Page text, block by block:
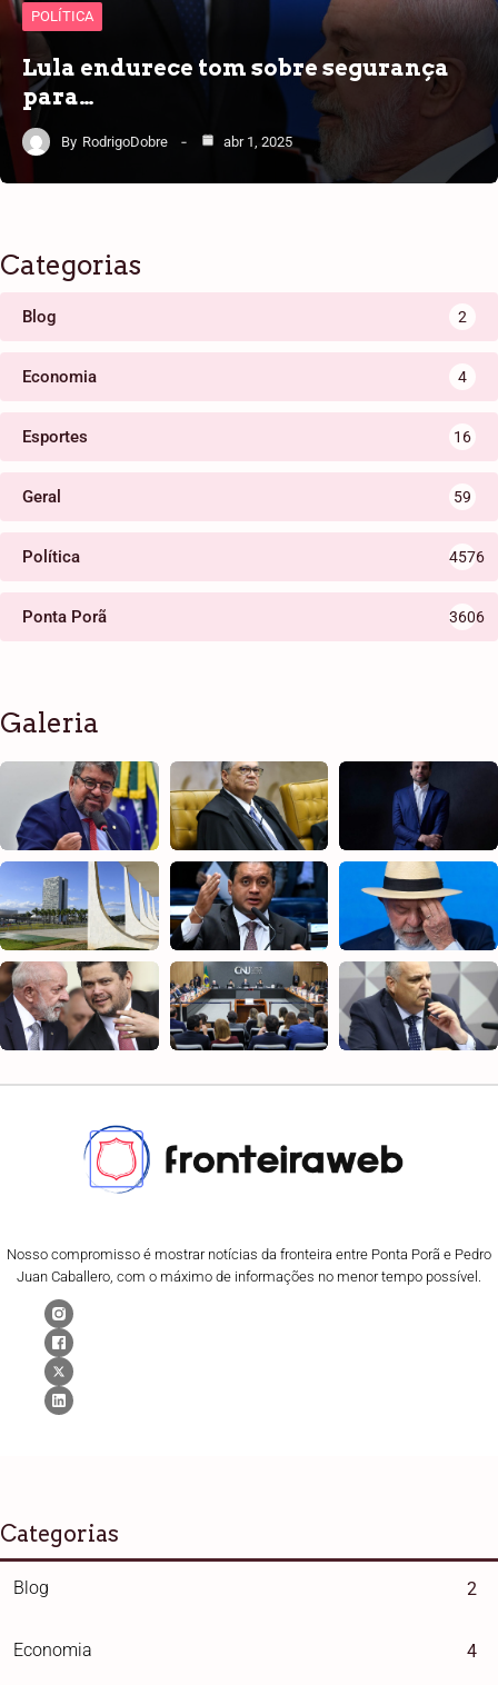
POLÍTICA
Lula endurece tom sobre segurança
para…
By RodrigoDobre abr 1, 2025
Categorias
Blog 2
Economia 4
Esportes 16
Geral 59
Política 4576
Ponta Porã 3606
Galeria
Nosso compromisso é mostrar notícias da fronteira entre Ponta Porã e Pedro
Juan Caballero, com o máximo de informações no menor tempo possível.
Categorias
Blog 2
Economia 4